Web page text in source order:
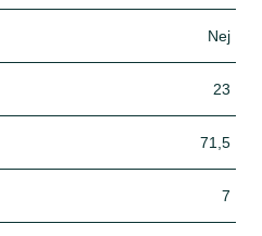
Nej
23
71,5
7